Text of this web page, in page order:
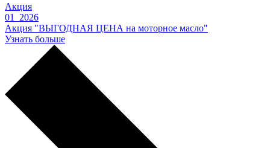
Акция
01 2026
Акция "ВЫГОДНАЯ ЦЕНА на моторное масло"
Узнать больше